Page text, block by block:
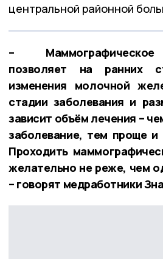
центральной районной
– Маммографическое
позволяет на ранних
изменения молочной
стадии заболевания и
зависит объём лечения –
заболевание, тем проще и
Проходить
желательно не реже, чем
– говорят медработники